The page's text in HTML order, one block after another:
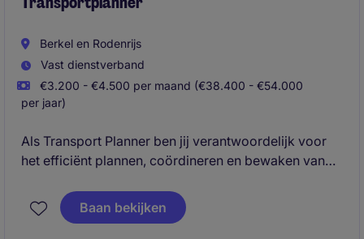
Berkel en Rodenrijs
Vast dienstverband
€3.200 - €4.500 per maand (€38.400 - €54.000
per jaar)
Als Transport Planner ben jij verantwoordelijk voor
het efficiënt plannen, coördineren en bewaken van
volgens afspraak bij klanten aankomen, terwijl je
continu zoekt naar verbeteringen in kosten, service
Baan bekijken